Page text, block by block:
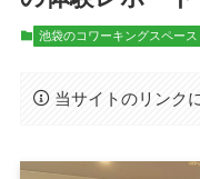
池袋のコワーキングスペース
当サイトのリンク